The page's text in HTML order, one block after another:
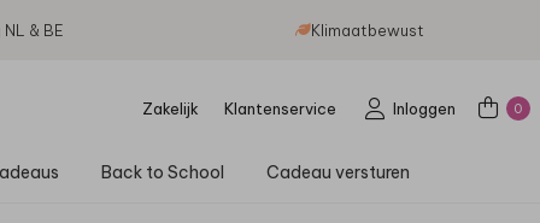
& BE Klimaatbewust
Zakelijk Klantenservice Inloggen 0
Back to School Cadeau versturen